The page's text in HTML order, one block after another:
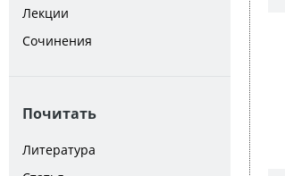
Лекции
Сочинения
Почитать
Литература